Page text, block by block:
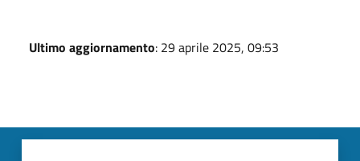
Ultimo aggiornamento: 29 aprile 2025, 09:53